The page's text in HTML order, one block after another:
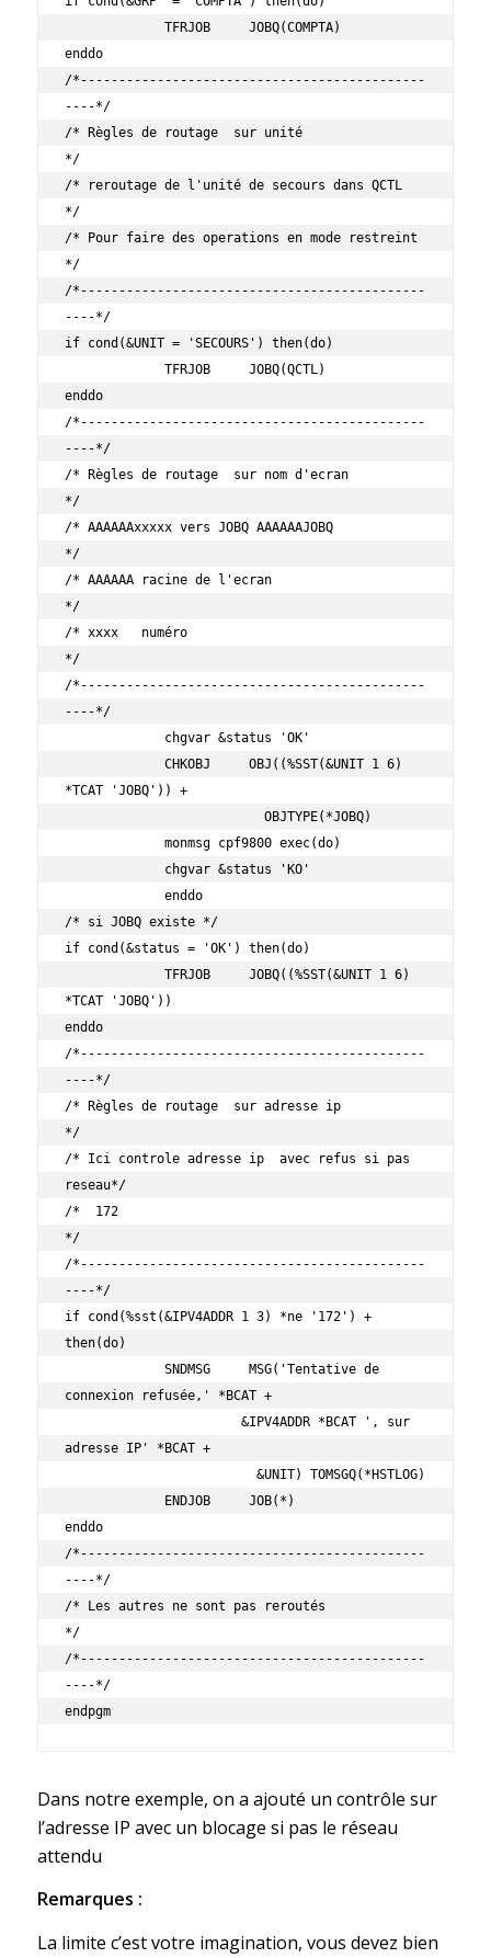
enddo
/*---------------------------------------------
----*/
/* Règles de routage  sur unité
*/
/* reroutage de l'unité de secours dans QCTL
*/
/* Pour faire des operations en mode restreint
*/
/*---------------------------------------------
----*/
if cond(&UNIT = 'SECOURS') then(do)
enddo
/*---------------------------------------------
----*/
/* Règles de routage  sur nom d'ecran
*/
/* AAAAAAxxxxx vers JOBQ AAAAAAJOBQ
*/
/* AAAAAA racine de l'ecran
*/
/* xxxx   numéro
*/
/*---------------------------------------------
----*/
*TCAT 'JOBQ')) +
/* si JOBQ existe */
if cond(&status = 'OK') then(do)
*TCAT 'JOBQ'))
enddo
/*---------------------------------------------
----*/
/* Règles de routage  sur adresse ip
*/
/* Ici controle adresse ip  avec refus si pas
reseau*/
/*  172
*/
/*---------------------------------------------
----*/
if cond(%sst(&IPV4ADDR 1 3) *ne '172') +
then(do)
connexion refusée,' *BCAT +
adresse IP' *BCAT +
enddo
/*---------------------------------------------
----*/
/* Les autres ne sont pas reroutés
*/
/*---------------------------------------------
----*/
endpgm
Dans notre exemple, on a ajouté un contrôle sur
l’adresse IP avec un blocage si pas le réseau
attendu
Remarques :
La limite c’est votre imagination, vous devez bien